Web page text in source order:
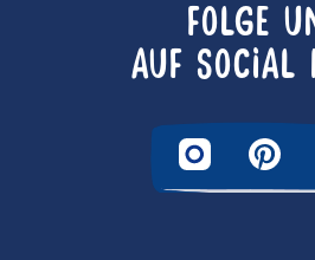
FOLGE
AUF SOCIAL